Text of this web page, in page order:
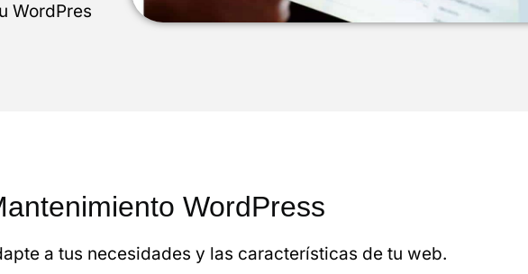
WordPres
WordPress
a tus necesidades y las características de tu web.